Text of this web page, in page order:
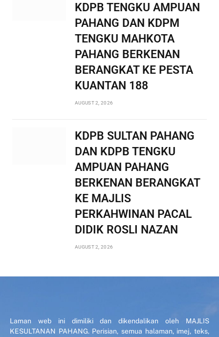
KDPB TENGKU AMPUAN
PAHANG DAN KDPM
TENGKU MAHKOTA
PAHANG BERKENAN
BERANGKAT KE PESTA
KUANTAN 188
AUGUST 2, 2026
KDPB SULTAN PAHANG
DAN KDPB TENGKU
AMPUAN PAHANG
BERKENAN BERANGKAT
KE MAJLIS
PERKAHWINAN PACAL
DIDIK ROSLI NAZAN
AUGUST 2, 2026
Laman web ini dimiliki dan dikendalikan oleh MAJLIS
KESULTANAN PAHANG. Perisian, semua halaman, imej, teks,